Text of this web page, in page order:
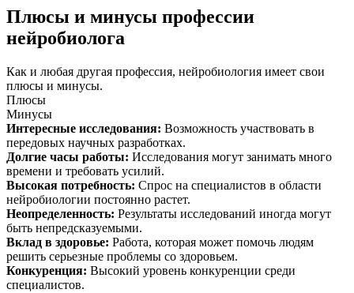
Плюсы и минусы профессии
нейробиолога
Как и любая другая профессия, нейробиология имеет свои
плюсы и минусы.
Плюсы
Минусы
Интересные исследования: Возможность участвовать в
передовых научных разработках.
Долгие часы работы: Исследования могут занимать много
времени и требовать усилий.
Высокая потребность: Спрос на специалистов в области
нейробиологии постоянно растет.
Неопределенность: Результаты исследований иногда могут
быть непредсказуемыми.
Вклад в здоровье: Работа, которая может помочь людям
решить серьезные проблемы со здоровьем.
Конкуренция: Высокий уровень конкуренции среди
специалистов.